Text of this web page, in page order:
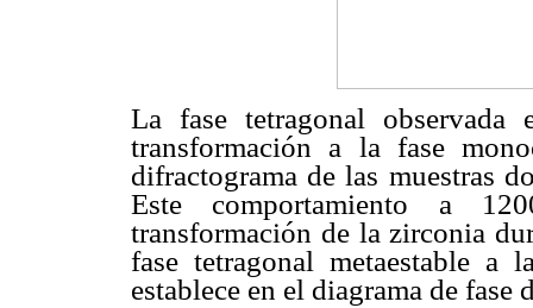
La fase tetragonal observada
transformación a la fase
difractograma de las muestras
Este comportamiento a
transformación de la zirconia
fase tetragonal metaestable a
establece en el diagrama de